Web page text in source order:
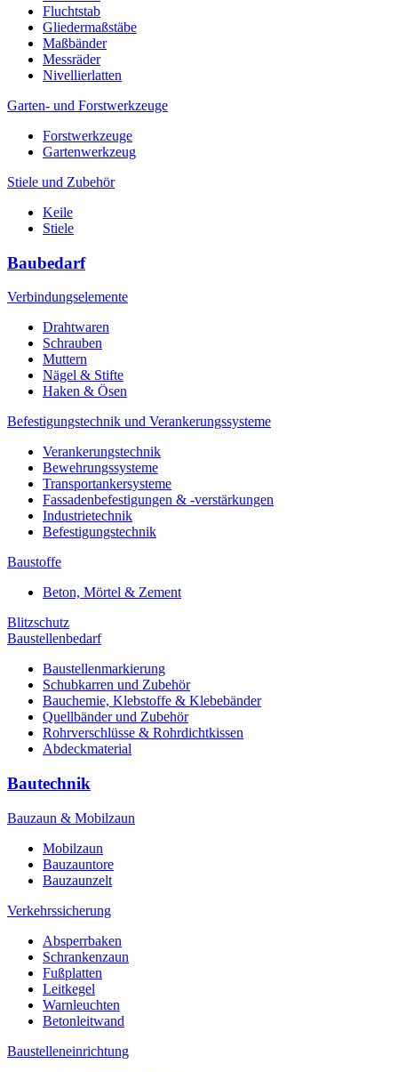
Fluchtstab
Gliedermaßstäbe
Maßbänder
Messräder
Nivellierlatten
Garten- und Forstwerkzeuge
Forstwerkzeuge
Gartenwerkzeug
Stiele und Zubehör
Keile
Stiele
Baubedarf
Verbindungselemente
Drahtwaren
Schrauben
Muttern
Nägel & Stifte
Haken & Ösen
Befestigungstechnik und Verankerungssysteme
Verankerungstechnik
Bewehrungssysteme
Transportankersysteme
Fassadenbefestigungen & -verstärkungen
Industrietechnik
Befestigungstechnik
Baustoffe
Beton, Mörtel & Zement
Blitzschutz
Baustellenbedarf
Baustellenmarkierung
Schubkarren und Zubehör
Bauchemie, Klebstoffe & Klebebänder
Quellbänder und Zubehör
Rohrverschlüsse & Rohrdichtkissen
Abdeckmaterial
Bautechnik
Bauzaun & Mobilzaun
Mobilzaun
Bauzauntore
Bauzaunzelt
Verkehrssicherung
Absperrbaken
Schrankenzaun
Fußplatten
Leitkegel
Warnleuchten
Betonleitwand
Baustelleneinrichtung